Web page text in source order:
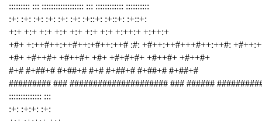
::::::::: ::: :::::::::::::::::: ::: :::::::::::: ::::::::::
:+: :+: :+: :+: :+: :+: :+::+: :+::+: :+::+:
+:+ +:+ +:+ +:+ +:+ +:+ +:+ +:++:+ +:++:+
+#+ +:++#++:++#++:+#++:++# :#: +#++:++#+++#++:++#:
+#+ +#++#+ +#++#+ +#+ +#+#+#+ +#++#+ +#++#+
#+# #+##+# #+##+# #+# #+##+# #+##+# #+##+#
######### ### ##################### ### ######
:::::::::::::: :::
:+: :+:+: :+: